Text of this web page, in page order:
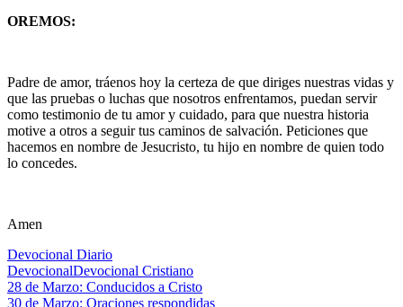
OREMOS:
Padre de amor, tráenos hoy la certeza de que diriges nuestras vidas y
que las pruebas o luchas que nosotros enfrentamos, puedan servir
como testimonio de tu amor y cuidado, para que nuestra historia
motive a otros a seguir tus caminos de salvación. Peticiones que
hacemos en nombre de Jesucristo, tu hijo en nombre de quien todo
lo concedes.
Amen
Devocional Diario
DevocionalDevocional Cristiano
Navegación
Entrada
anterior:
28 de Marzo: Conducidos a Cristo
Siguiente
30 de Marzo: Oraciones respondidas